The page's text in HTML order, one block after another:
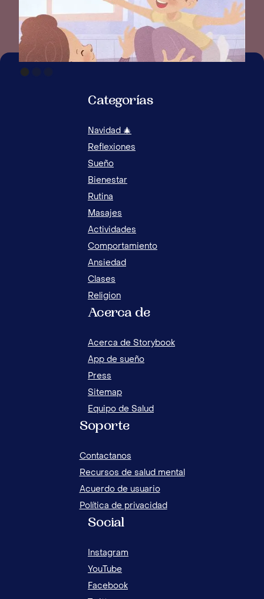
RUTINA DE LOS NIÑOS Y NIÑAS
Categorías
Navidad 🎄
Reflexiones
Sueño
Bienestar
Rutina
Masajes
Actividades
Comportamiento
Ansiedad
Clases
Religion
Acerca de
Acerca de Storybook
App de sueño
Press
Sitemap
Equipo de Salud
Soporte
Contactanos
Recursos de salud mental
Acuerdo de usuario
Política de privacidad
Social
Instagram
YouTube
Facebook